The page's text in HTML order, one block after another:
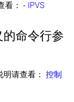
看： - IPVS
命令行参
请查看： 控制